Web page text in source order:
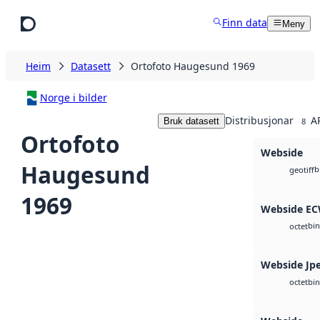
Finn data Meny
Heim Datasett Ortofoto Haugesund 1969
Norge i bilder
Ortofoto
Haugesund
1969
Bruk datasett Distribusjonar 8
Webside
geotiff
Webside
octetbin
Webside
octetbin